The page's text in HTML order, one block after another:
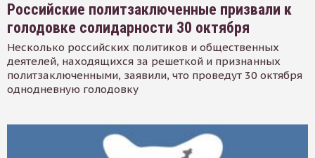
Российские политзаключенные призвали к
голодовке солидарности 30 октября
Несколько российских политиков и общественных
деятелей, находящихся за решеткой и признанных
политзаключенными, заявили, что проведут 30 октября
однодневную голодовку